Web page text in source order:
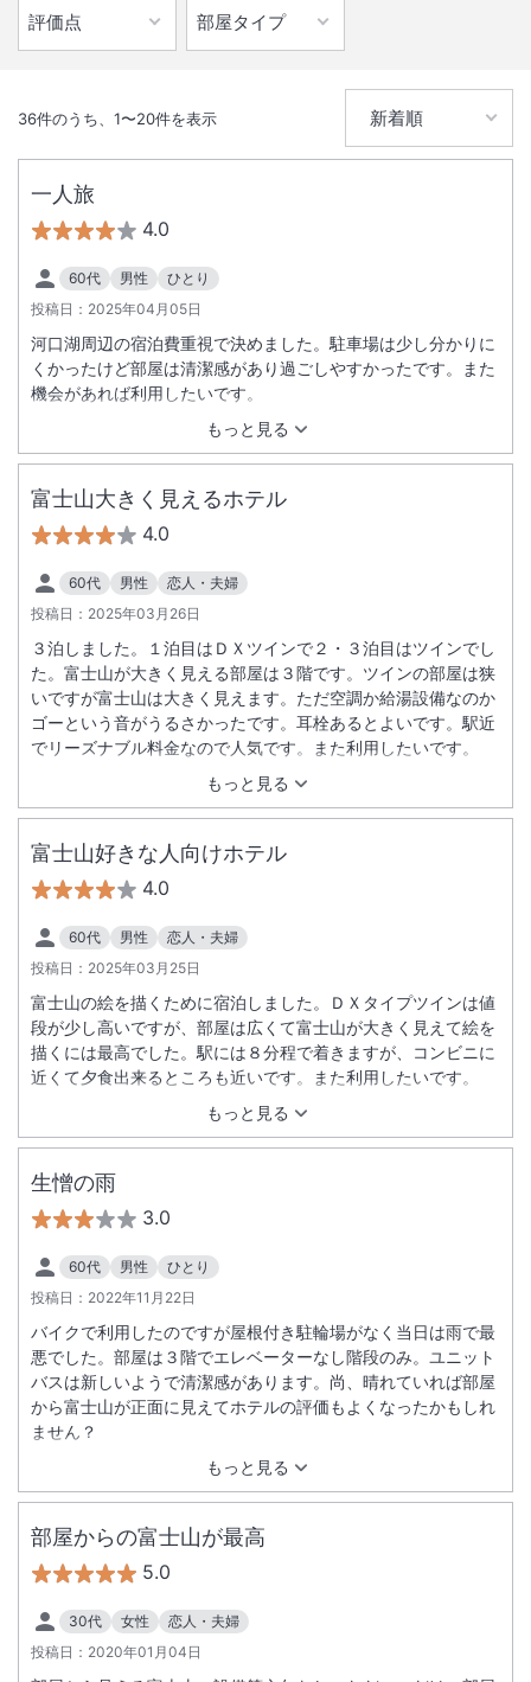
します。※当ホテルは3階建てですが、エレベーターが無く階段のみで
チェックイン
15:30/ OUT チェック
10:00
36件のうち、 1〜20件を表示
一人旅
4.0
60代 男性
ひとり
投稿日： 2025年04月05日
もっと見る
河口湖周辺の宿泊費重視で決めました。駐車場は少し分かりに
くかったけど部屋は清潔感があり過ごしやすかったです。また
機会があれば利用したいです。
富士山大きく見えるホテル
4.0
60代 男性
恋人・夫婦
投稿日： 2025年03月26日
もっと見る
３泊しました。１泊目はＤＸツインで２・３泊目はツインでし
た。富士山が大きく見える部屋は３階です。ツインの部屋は狭
いですが富士山は大きく見えます。ただ空調か給湯設備なのか
ゴーという音がうるさかったです。耳栓あるとよいです。駅近
でリーズナブル料金なので人気です。また利用したいです。
富士山好きな人向けホテル
4.0
60代 男性
恋人・夫婦
投稿日： 2025年03月25日
もっと見る
富士山の絵を描くために宿泊しました。ＤＸタイプツインは値
段が少し高いですが、部屋は広くて富士山が大きく見えて絵を
描くには最高でした。駅には８分程で着きますが、コンビニに
近くて夕食出来るところも近いです。また利用したいです。
生憎の雨
3.0
60代 男性
ひとり
投稿日： 2022年11月22日
もっと見る
バイクで利用したのですが屋根付き駐輪場がなく当日は雨で最
悪でした。部屋は３階でエレベーターなし階段のみ。ユニット
バスは新しいようで清潔感があります。尚、晴れていれば部屋
から富士山が正面に見えてホテルの評価もよくなったかもしれ
ません？
部屋からの富士山が最高
5.0
30代 女性
恋人・夫婦
投稿日： 2020年01月04日